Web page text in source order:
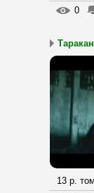
0
13 р.